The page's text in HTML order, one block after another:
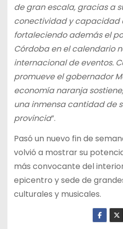
de gran escala, gracias a
conectividad y capacidad
fortaleciendo además el
Córdoba en el calendario
internacional de eventos.
promueve el gobernador
economía naranja
una inmensa cantidad de
provincia”.
Pasó un nuevo fin de
volvió a mostrar su
más convocante del
epicentro y sede de
culturales y musicales.